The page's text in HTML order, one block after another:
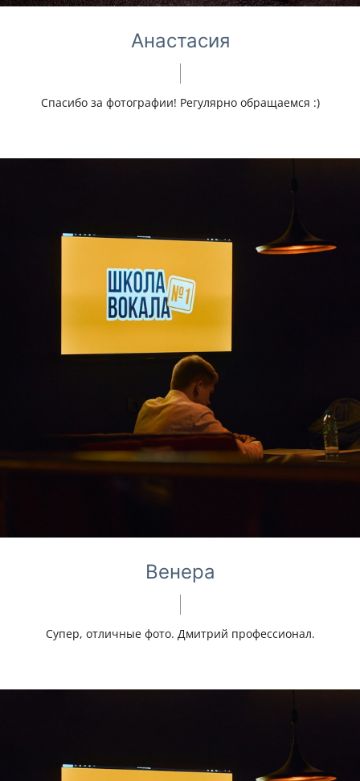
Анастасия
Спасибо за фотографии! Регулярно обращаемся :)
Венера
Супер, отличные фото. Дмитрий профессионал.